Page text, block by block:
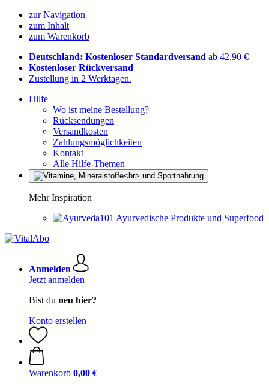
zur Navigation
zum Inhalt
zum Warenkorb
Deutschland: Kostenloser Standardversand ab 42,90 €
Kostenloser Rückversand
Zustellung in 2 Werktagen.
Hilfe
Wo ist meine Bestellung?
Rücksendungen
Versandkosten
Zahlungsmöglichkeiten
Kontakt
Alle Hilfe-Themen
Mehr Inspiration
Ayurvedische Produkte und Superfood
Anmelden
Jetzt anmelden
Bist du neu hier?
Konto erstellen
Warenkorb 0,00 €